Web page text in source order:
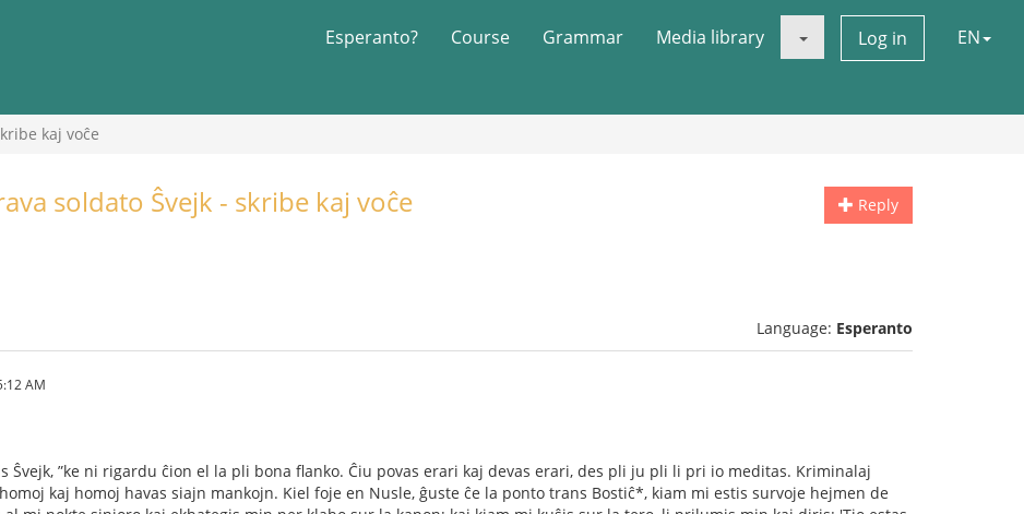
Esperanto? Course Grammar Media library Log in EN
kaj voĉe
Reply
soldato Ŝvejk - skribe kaj voĉe
Language: Esperanto
AM
Ŝvejk, ”ke ni rigardu ĉion el la pli bona ﬂanko. Ĉiu povas erari kaj devas erari, des pli ju pli li pri io meditas. Kriminalaj
kaj homoj havas siajn mankojn. Kiel foje en Nusle, ĝuste ĉe la ponto trans Bostiĉ*, kiam mi estis survoje hejmen de